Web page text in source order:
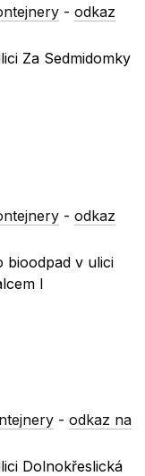
-odkaz
Za Sedmidomky
-odkaz
bioodpad v ulici
I
-odkaz na
Dolnokřeslická